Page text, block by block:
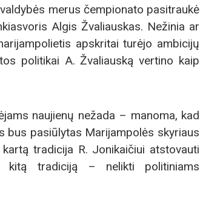
merus čempionato pasitraukė
Algis Žvaliauskas. Nežinia ar
apskritai turėjo ambicijų
politikai A. Žvaliauską vertino kaip
naujienų nežada – manoma, kad
bus pasiūlytas Marijampolės skyriaus
tradicija R. Jonikaičiui atstovauti
kitą tradiciją – nelikti politiniams